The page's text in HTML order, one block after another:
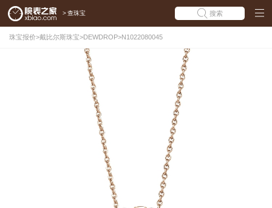
> 查珠宝 搜索
珠宝报价>戴比尔斯珠宝>DEWDROP>N1022080045